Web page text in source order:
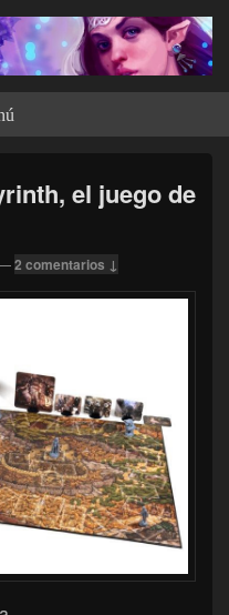
el juego de
2 comentarios ↓